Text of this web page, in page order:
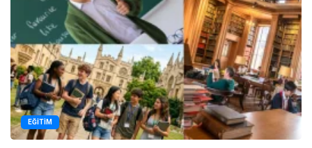
EĞITIM